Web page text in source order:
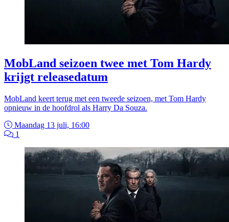
MobLand seizoen twee met Tom Hardy
krijgt releasedatum
MobLand keert terug met een tweede seizoen, met Tom Hardy
opnieuw in de hoofdrol als Harry Da Souza.
Maandag 13 juli, 16:00
1